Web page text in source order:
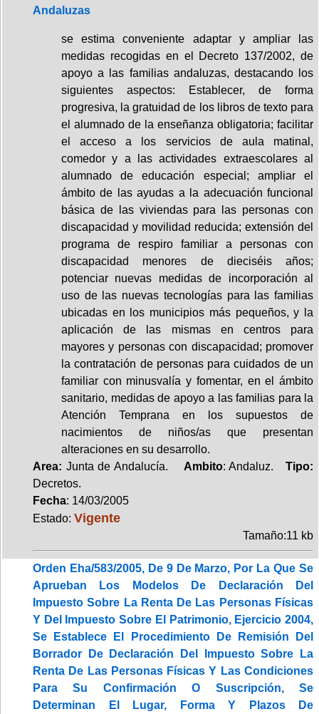
Andaluzas
se estima conveniente adaptar y ampliar las
medidas recogidas en el Decreto 137/2002, de
apoyo a las familias andaluzas, destacando los
siguientes aspectos: Establecer, de forma
progresiva, la gratuidad de los libros de texto para
el alumnado de la enseñanza obligatoria; facilitar
el acceso a los servicios de aula matinal,
comedor y a las actividades extraescolares al
alumnado de educación especial; ampliar el
ámbito de las ayudas a la adecuación funcional
básica de las viviendas para las personas con
discapacidad y movilidad reducida; extensión del
programa de respiro familiar a personas con
discapacidad menores de dieciséis años;
potenciar nuevas medidas de incorporación al
uso de las nuevas tecnologías para las familias
ubicadas en los municipios más pequeños, y la
aplicación de las mismas en centros para
mayores y personas con discapacidad; promover
la contratación de personas para cuidados de un
familiar con minusvalía y fomentar, en el ámbito
sanitario, medidas de apoyo a las familias para la
Atención Temprana en los supuestos de
nacimientos de niños/as que presentan
alteraciones en su desarrollo.
Area: Junta de Andalucía. Ambito: Andaluz.Tipo:
Decretos.
Fecha: 14/03/2005
Estado: Vigente
Tamaño:11 kb
Orden Eha/583/2005, De 9 De Marzo, Por La Que Se
Aprueban Los Modelos De Declaración Del
Impuesto Sobre La Renta De Las Personas Físicas
Y Del Impuesto Sobre El Patrimonio, Ejercicio 2004,
Se Establece El Procedimiento De Remisión Del
Borrador De Declaración Del Impuesto Sobre La
Renta De Las Personas Físicas Y Las Condiciones
Para Su Confirmación O Suscripción, Se
Determinan El Lugar, Forma Y Plazos De